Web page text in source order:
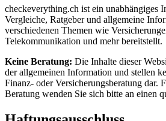
checkeverything.ch ist ein unabhängiges
Vergleiche, Ratgeber und allgemeine
verschiedenen Themen wie
Telekommunikation und mehr bereitstellt.
Keine Beratung: Die Inhalte dieser
der allgemeinen Information und stellen
Finanz- oder Versicherungsberatung dar.
Beratung wenden Sie sich bitte an einen